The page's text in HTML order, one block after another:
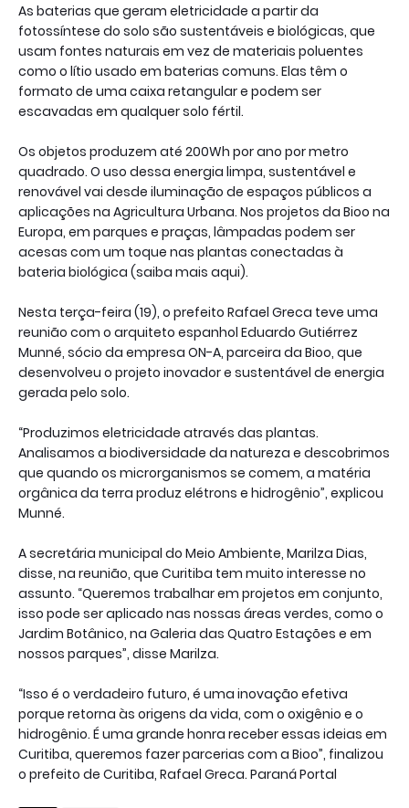
As baterias que geram eletricidade a partir da
fotossíntese do solo são sustentáveis e biológicas, que
usam fontes naturais em vez de materiais poluentes
como o lítio usado em baterias comuns. Elas têm o
formato de uma caixa retangular e podem ser
escavadas em qualquer solo fértil.
Os objetos produzem até 200Wh por ano por metro
quadrado. O uso dessa energia limpa, sustentável e
renovável vai desde iluminação de espaços públicos a
aplicações na Agricultura Urbana. Nos projetos da Bioo na
Europa, em parques e praças, lâmpadas podem ser
acesas com um toque nas plantas conectadas à
bateria biológica (saiba mais aqui).
Nesta terça-feira (19), o prefeito Rafael Greca teve uma
reunião com o arquiteto espanhol Eduardo Gutiérrez
Munné, sócio da empresa ON-A, parceira da Bioo, que
desenvolveu o projeto inovador e sustentável de energia
gerada pelo solo.
“Produzimos eletricidade através das plantas.
Analisamos a biodiversidade da natureza e descobrimos
que quando os microrganismos se comem, a matéria
orgânica da terra produz elétrons e hidrogênio”, explicou
Munné.
A secretária municipal do Meio Ambiente, Marilza Dias,
disse, na reunião, que Curitiba tem muito interesse no
assunto. “Queremos trabalhar em projetos em conjunto,
isso pode ser aplicado nas nossas áreas verdes, como o
Jardim Botânico, na Galeria das Quatro Estações e em
nossos parques”, disse Marilza.
“Isso é o verdadeiro futuro, é uma inovação efetiva
porque retorna às origens da vida, com o oxigênio e o
hidrogênio. É uma grande honra receber essas ideias em
Curitiba, queremos fazer parcerias com a Bioo”, finalizou
o prefeito de Curitiba, Rafael Greca. Paraná Portal